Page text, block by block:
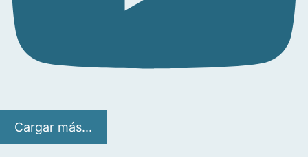
Cargar más...